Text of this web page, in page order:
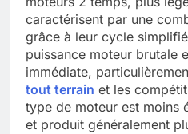
caractérisent par une
grâce à leur cycle
puissance moteur brutale
immédiate,
tout terrain et les
type de moteur est moins
et produit généralement